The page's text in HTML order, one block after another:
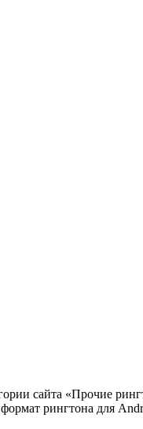
сайта «Прочие
рингтона для